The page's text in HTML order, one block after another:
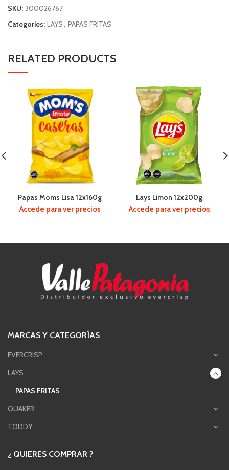
SKU: 300026767
Categories: LAYS, PAPAS FRITAS
RELATED PRODUCTS
Papas Moms Lisa 12x160g
Accede para ver precios
Lays Limon 12x200g
Accede para ver precios
MARCAS Y CATEGORÍAS
EVERCRISP
LAYS
PAPAS FRITAS
QUAKER
TODDY
¿ QUIERES COMPRAR ?